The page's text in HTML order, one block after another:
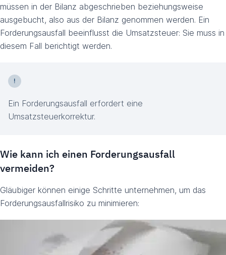
müssen in der Bilanz abgeschrieben beziehungsweise
ausgebucht, also aus der Bilanz genommen werden. Ein
Forderungsausfall beeinflusst die Umsatzsteuer: Sie muss in
diesem Fall berichtigt werden.
Ein Forderungsausfall erfordert eine
Umsatzsteuerkorrektur.
Wie kann ich einen Forderungsausfall
vermeiden?
Gläubiger können einige Schritte unternehmen, um das
Forderungsausfallrisiko zu minimieren: